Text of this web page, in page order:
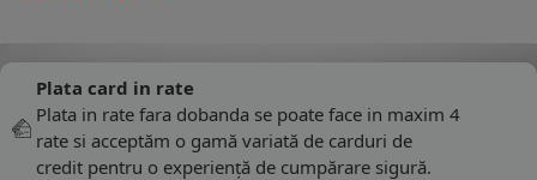
Plata card in rate
Plata in rate fara dobanda se poate face in maxim 4
rate si acceptăm o gamă variată de carduri de
credit pentru o experiență de cumpărare sigură.